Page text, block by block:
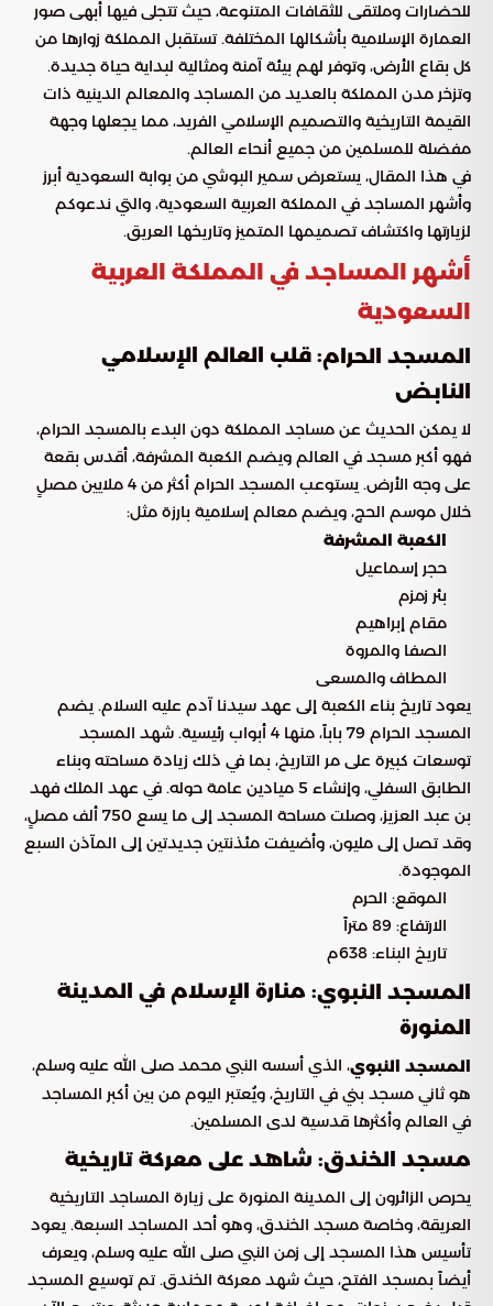
للحضارات وملتقى للثقافات المتنوعة، حيث تتجلى فيها أبهى صور
العمارة الإسلامية بأشكالها المختلفة. تستقبل المملكة زوارها من
كل بقاع الأرض، وتوفر لهم بيئة آمنة ومثالية لبداية حياة جديدة.
وتزخر مدن المملكة بالعديد من المساجد والمعالم الدينية ذات
القيمة التاريخية والتصميم الإسلامي الفريد، مما يجعلها وجهة
مفضلة للمسلمين من جميع أنحاء العالم.
في هذا المقال، يستعرض سمير البوشي من بوابة السعودية أبرز
وأشهر المساجد في المملكة العربية السعودية، والتي ندعوكم
لزيارتها واكتشاف تصميمها المتميز وتاريخها العريق.
أشهر المساجد في المملكة العربية
السعودية
المسجد الحرام: قلب العالم الإسلامي
النابض
لا يمكن الحديث عن مساجد المملكة دون البدء بالمسجد الحرام،
فهو أكبر مسجد في العالم ويضم الكعبة المشرفة، أقدس بقعة
على وجه الأرض. يستوعب المسجد الحرام أكثر من 4 ملايين مصلٍ
خلال موسم الحج، ويضم معالم إسلامية بارزة مثل:
الكعبة المشرفة
حجر إسماعيل
بئر زمزم
مقام إبراهيم
الصفا والمروة
المطاف والمسعى
يعود تاريخ بناء الكعبة إلى عهد سيدنا آدم عليه السلام. يضم
المسجد الحرام 79 باباً، منها 4 أبواب رئيسية. شهد المسجد
توسعات كبيرة على مر التاريخ، بما في ذلك زيادة مساحته وبناء
الطابق السفلي، وإنشاء 5 ميادين عامة حوله. في عهد الملك فهد
بن عبد العزيز، وصلت مساحة المسجد إلى ما يسع 750 ألف مصلٍ،
وقد تصل إلى مليون، وأضيفت مئذنتين جديدتين إلى المآذن السبع
الموجودة.
الموقع: الحرم
الارتفاع: 89 متراً
تاريخ البناء: 638م
المسجد النبوي: منارة الإسلام في المدينة
المنورة
المسجد النبوي، الذي أسسه النبي محمد صلى الله عليه وسلم،
هو ثاني مسجد بني في التاريخ، ويُعتبر اليوم من بين أكبر المساجد
في العالم وأكثرها قدسية لدى المسلمين.
مسجد الخندق: شاهد على معركة تاريخية
يحرص الزائرون إلى المدينة المنورة على زيارة المساجد التاريخية
العريقة، وخاصة مسجد الخندق، وهو أحد المساجد السبعة. يعود
تأسيس هذا المسجد إلى زمن النبي صلى الله عليه وسلم، ويعرف
أيضاً بمسجد الفتح، حيث شهد معركة الخندق. تم توسيع المسجد